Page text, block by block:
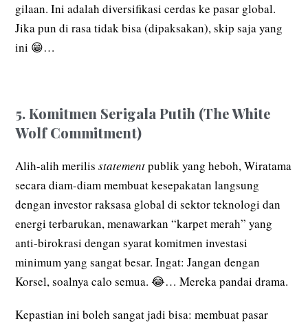
gilaan. Ini adalah diversifikasi cerdas ke pasar global.
Jika pun di rasa tidak bisa (dipaksakan), skip saja yang
ini 😁…
5. Komitmen Serigala Putih (The White
Wolf Commitment)
Alih-alih merilisstatementpublik yang heboh, Wiratama
secara diam-diam membuat kesepakatan langsung
dengan investor raksasa global di sektor teknologi dan
energi terbarukan, menawarkan “karpet merah” yang
anti-birokrasi dengan syarat komitmen investasi
minimum yang sangat besar. Ingat: Jangan dengan
Korsel, soalnya calo semua. 😂… Mereka pandai drama.
Kepastian ini boleh sangat jadi bisa: membuat pasar